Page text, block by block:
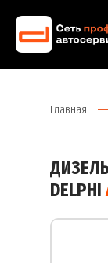
Главная
DELPHI